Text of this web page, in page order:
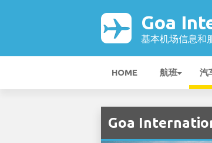
Goa
基本机场信息和
HOME 航班 汽
Goa